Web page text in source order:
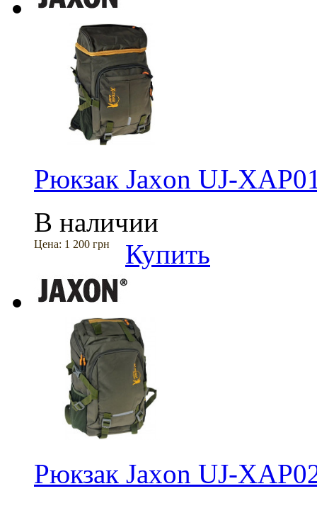
Рюкзак Jaxon UJ-
В наличии
Цена: 1 200 грн Купить
Рюкзак Jaxon UJ-